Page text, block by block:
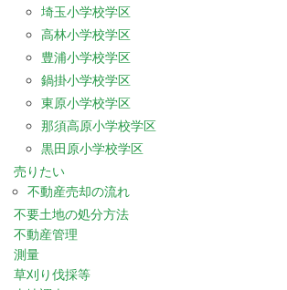
埼玉小学校学区
高林小学校学区
豊浦小学校学区
鍋掛小学校学区
東原小学校学区
那須高原小学校学区
黒田原小学校学区
売りたい
不動産売却の流れ
不要土地の処分方法
不動産管理
測量
草刈り伐採等